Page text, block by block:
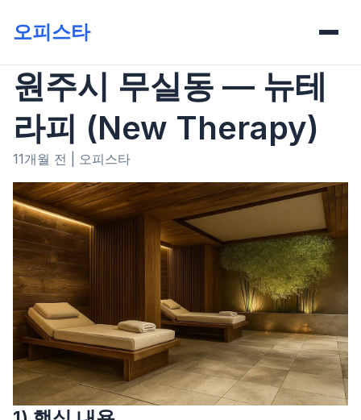
오피스타
원주시 무실동 — 뉴테
라피 (New Therapy)
11개월 전 오피스타